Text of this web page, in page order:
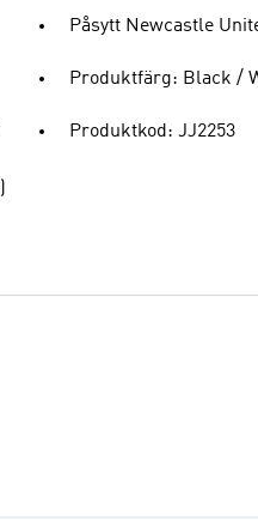
Påsytt Newcastle
Produktfärg: Black /
Produktkod: JJ2253